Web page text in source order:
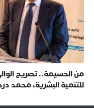
من الحسيمة.. تصريح
للتنمية البشرية، محمد